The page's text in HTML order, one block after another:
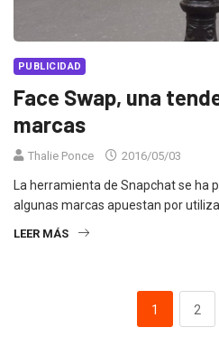
PUBLICIDAD
Face Swap, una
marcas
Thalie Ponce 2016/05/03
La herramienta de Snapchat se ha
algunas marcas apuestan por
LEER MÁS
1 2